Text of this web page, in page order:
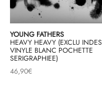
YOUNG FATHERS
HEAVY HEAVY (EXCLU INDES
VINYLE BLANC POCHETTE
SERIGRAPHIEE)
46,90€
Phono
Casques
bluetooth
& MINIMALISTE
& NEW WAVE
AMERICANA
ROCK
2026
DU 30/10/2026
SKA
ORIENT & MAGHREB